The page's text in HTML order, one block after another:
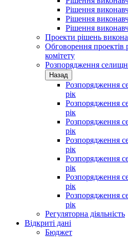
Рішення
Рішення
Рішення
Проекти рішень
Обговорення проектів
комітету
Розпорядження
Назад
Розпорядження
рік
Розпорядження
рік
Розпорядження
рік
Розпорядження
рік
Розпорядження
рік
Розпорядження
рік
Розпорядження
рік
Регуляторна діяльність
Відкриті дані
Бюджет